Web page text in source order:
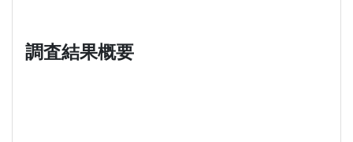
調査結果概要